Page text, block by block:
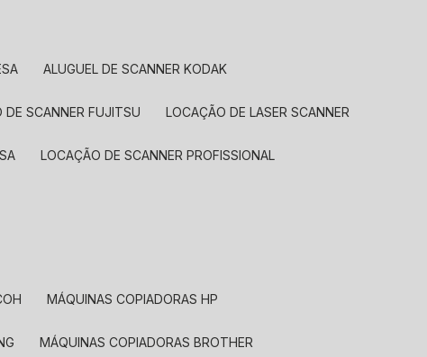
ALUGUEL DE SCANNER KODAK
DE SCANNER FUJITSU LOCAÇÃO DE LASER SCANNER
LOCAÇÃO DE SCANNER PROFISSIONAL
MÁQUINAS COPIADORAS HP
MÁQUINAS COPIADORAS BROTHER